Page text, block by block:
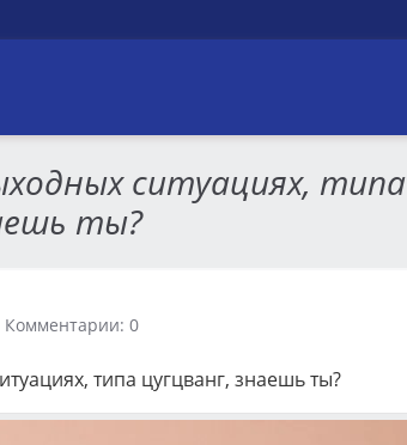
ситуациях, типа
ты?
Комментарии: 0
типа цугцванг, знаешь ты?